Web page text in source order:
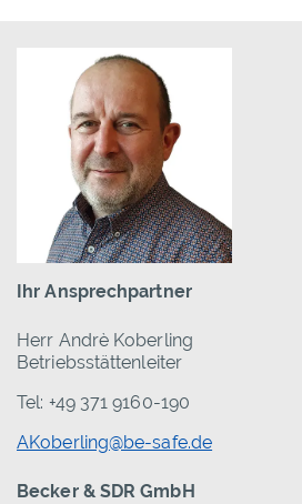
Ihr Ansprechpartner
Herr Andrè Koberling
Betriebsstättenleiter
Tel: +49 371 9160-190
AKoberling@be-safe.de
Becker & SDR GmbH